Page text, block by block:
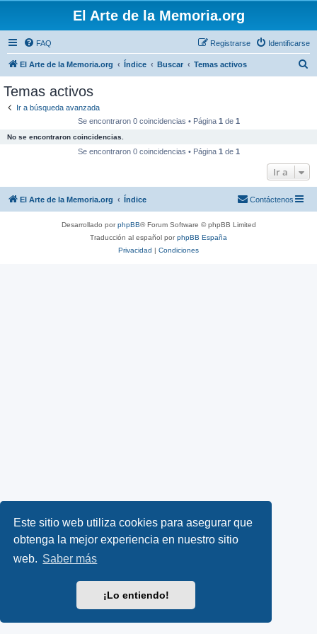
Este sitio web utiliza cookies para asegurar que
obtenga la mejor experiencia en nuestro sitio
web. Saber más
¡Lo entiendo!
El Arte de la Memoria.org
FAQ Identificarse
Registrarse
El Arte de la Memoria.org Índice Buscar Temas activos
Temas activos
Ir a búsqueda avanzada
Se encontraron 0 coincidencias • Página 1 de 1
No se encontraron coincidencias.
Se encontraron 0 coincidencias • Página 1 de 1
Ir a
El Arte de la Memoria.org Índice Contáctenos
Desarrollado porphpBB® Forum Software © phpBB Limited
Traducción al español porphpBB España
Privacidad | Condiciones